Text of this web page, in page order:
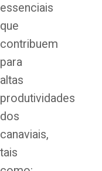
essenciais
que
contribuem
para
altas
produtividades
dos
canaviais,
tais